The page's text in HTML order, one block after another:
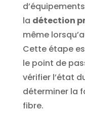
la détection
même
Cette étape
le point de
vérifier l’état
déterminer la
fibre.